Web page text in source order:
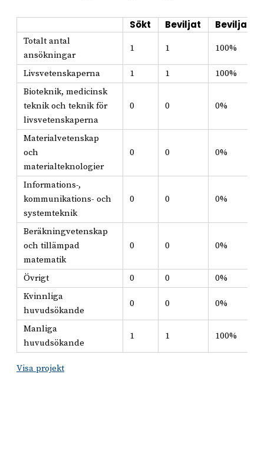
Sökt Beviljat Beviljat i
Totalt antal
ansökningar
1 1 100%
Livsvetenskaperna 1 1
100%
Bioteknik, medicinsk
teknik och teknik för
livsvetenskaperna
0 0 0%
Materialvetenskap
och
materialteknologier
0 0 0%
Informations-,
kommunikations- och
systemteknik
0 0 0%
Beräkningvetenskap
och tillämpad
matematik
0 0 0%
Övrigt 0 0
0%
Kvinnliga
huvudsökande
0 0 0%
Manliga
huvudsökande
1 1 100%
Visa projekt